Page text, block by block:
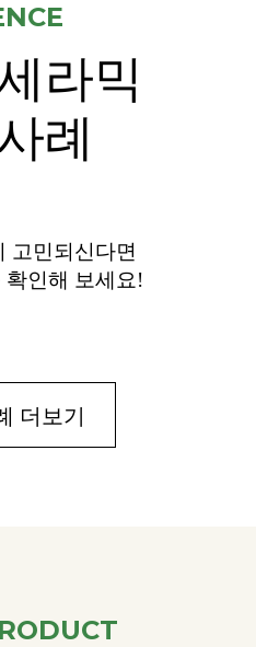
라믹
례
고민되신다면
확인해 보세요!
더보기